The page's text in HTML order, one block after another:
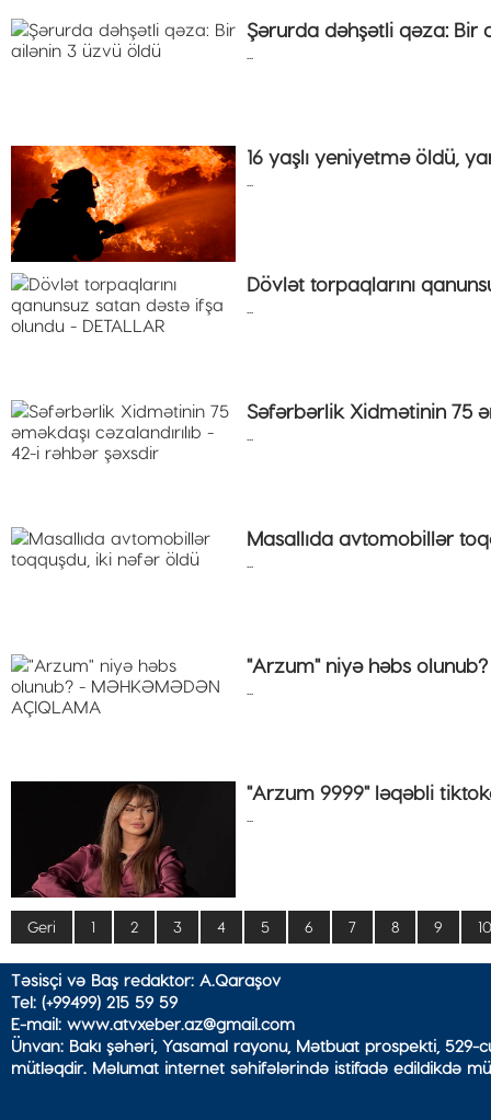
Şərurda dəhşətli qəza: Bir
16 yaşlı yeniyetmə öldü,
Dövlət torpaqlarını
Səfərbərlik Xidmətinin 75
Masallıda avtomobillər
"Arzum" niyə həbs
"Arzum 9999" ləqəbli
Geri 1 2 3 4 5 6 7 8 9 10
Təsisçi və Baş redaktor: A.Qaraşov
Tel: (+99499) 215 59 59
E-mail: www.atvxeber.az@gmail.com
Ünvan: Bakı şəhəri, Yasamal rayonu, Mətbuat prospekti,
mütləqdir. Məlumat internet səhifələrində istifadə edildikdə